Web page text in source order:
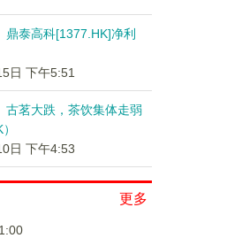
鼎泰高科[1377.HK]净利
日 下午5:51
古茗大跌，茶饮集体走弱
日 下午4:53
更多